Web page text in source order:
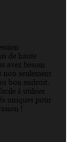
de haute
avez besoin
non seulement
bon endroit.
à utiliser
uniques pour
!